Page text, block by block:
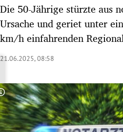
Untermenü
Untermenü
Untermenü
Untermenü
Die 50-Jährige stürzte aus
Ursache und geriet unter
km/h einfahrenden
21.06.2025, 08:58
Copyright-Hinweis öffnen/schließen